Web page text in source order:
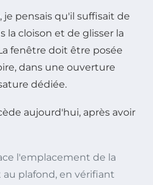
pensais qu'il suffisait de
la cloison et de glisser la
fenêtre doit être posée
dans une ouverture
dédiée.
aujourd'hui, après avoir
l'emplacement de la
plafond, en vérifiant